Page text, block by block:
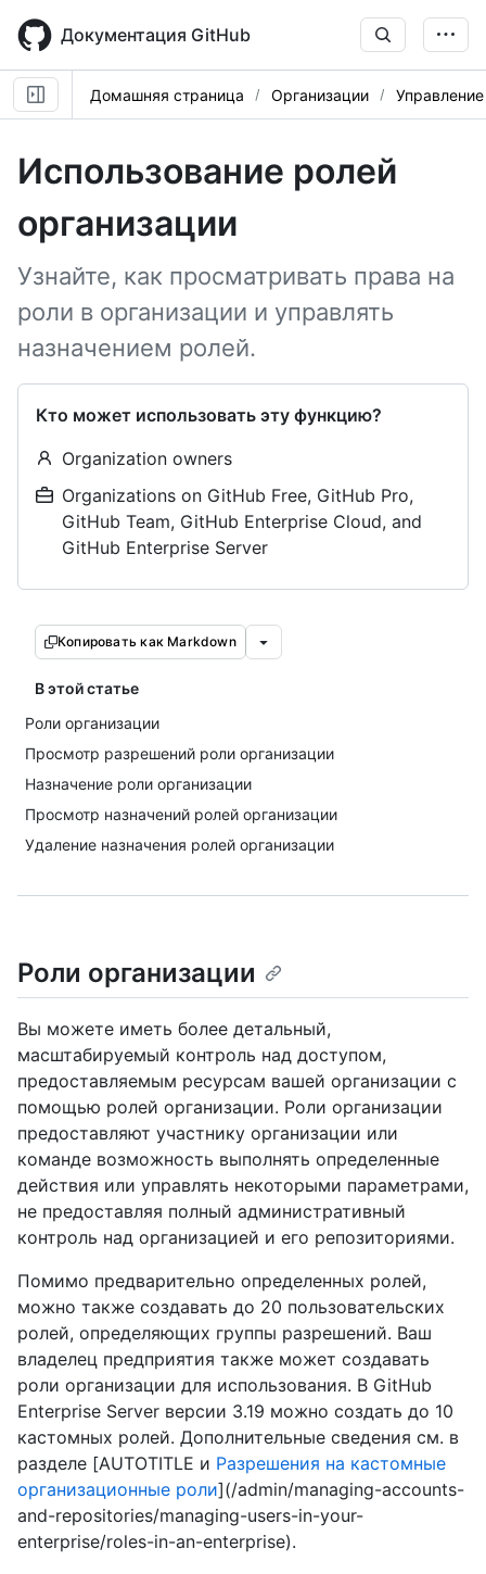
main
content
Документация GitHub
Домашняя страница Организации
Использование ролей
организации
Узнайте, как просматривать права на
роли в организации и управлять
назначением ролей.
Кто может использовать эту функцию?
Organization owners
Organizations on GitHub Free, GitHub Pro,
GitHub Team, GitHub Enterprise Cloud, and
GitHub Enterprise Server
Копировать как Markdown
В этой статье
Роли организации
Просмотр разрешений роли организации
Назначение роли организации
Просмотр назначений ролей организации
Удаление назначения ролей организации
Роли организации
Вы можете иметь более детальный,
масштабируемый контроль над доступом,
предоставляемым ресурсам вашей организации с
помощью ролей организации. Роли организации
предоставляют участнику организации или
команде возможность выполнять определенные
действия или управлять некоторыми параметрами,
не предоставляя полный административный
контроль над организацией и его репозиториями.
Помимо предварительно определенных ролей,
можно также создавать до 20 пользовательских
ролей, определяющих группы разрешений. Ваш
владелец предприятия также может создавать
роли организации для использования. В GitHub
Enterprise Server версии 3.19 можно создать до 10
кастомных ролей. Дополнительные сведения см. в
разделе [AUTOTITLE и Разрешения на кастомные
организационные роли](/admin/managing-accounts-
and-repositories/managing-users-in-your-
enterprise/roles-in-an-enterprise).